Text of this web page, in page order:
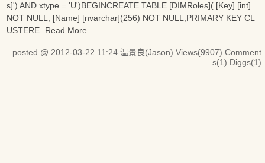
s]') AND xtype = 'U')BEGINCREATE TABLE [DIMRoles]( [Key] [int]
NOT NULL, [Name] [nvarchar](256) NOT NULL,PRIMARY KEY CL
USTERE
Read More
posted @ 2012-03-22 11:24 温景良(Jason) Views(9907) Comment
s(1) Diggs(1)